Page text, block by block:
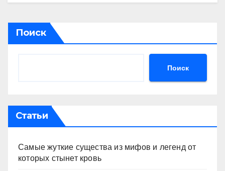
Поиск
Поиск
Статьи
Самые жуткие существа из мифов и легенд от
которых стынет кровь